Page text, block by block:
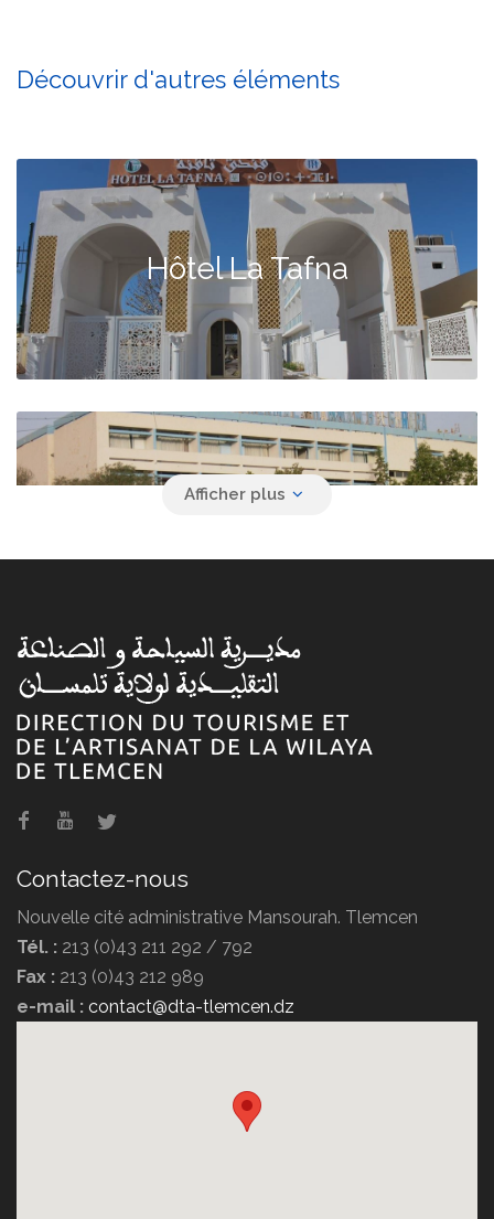
Découvrir d'autres éléments
Hôtel La Tafna
Hôtel Ziri
Contactez-nous
Nouvelle cité administrative Mansourah. Tlemcen
Tél. : 213 (0)43 211 292 / 792
Fax : 213 (0)43 212 989
e-mail : contact@dta-tlemcen.dz